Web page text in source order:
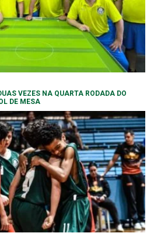
VEZES NA QUARTA RODADA DO
DE MESA